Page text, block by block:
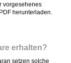
vorgesehenes
herunterladen.
erhalten?
setzen solche